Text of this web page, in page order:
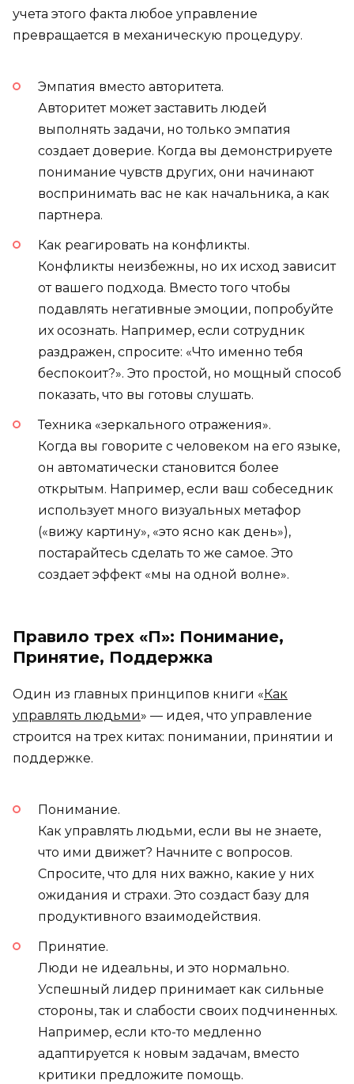
учета этого факта любое управление
превращается в механическую процедуру.
Эмпатия вместо авторитета.
Авторитет может заставить людей
выполнять задачи, но только эмпатия
создает доверие. Когда вы демонстрируете
понимание чувств других, они начинают
воспринимать вас не как начальника, а как
партнера.
Как реагировать на конфликты.
Конфликты неизбежны, но их исход зависит
от вашего подхода. Вместо того чтобы
подавлять негативные эмоции, попробуйте
их осознать. Например, если сотрудник
раздражен, спросите: «Что именно тебя
беспокоит?». Это простой, но мощный способ
показать, что вы готовы слушать.
Техника «зеркального отражения».
Когда вы говорите с человеком на его языке,
он автоматически становится более
открытым. Например, если ваш собеседник
использует много визуальных метафор
(«вижу картину», «это ясно как день»),
постарайтесь сделать то же самое. Это
создает эффект «мы на одной волне».
Правило трех «П»: Понимание,
Принятие, Поддержка
Один из главных принципов книги «Как
управлять людьми» — идея, что управление
строится на трех китах: понимании, принятии и
поддержке.
Понимание.
Как управлять людьми, если вы не знаете,
что ими движет? Начните с вопросов.
Спросите, что для них важно, какие у них
ожидания и страхи. Это создаст базу для
продуктивного взаимодействия.
Принятие.
Люди не идеальны, и это нормально.
Успешный лидер принимает как сильные
стороны, так и слабости своих подчиненных.
Например, если кто-то медленно
адаптируется к новым задачам, вместо
критики предложите помощь.